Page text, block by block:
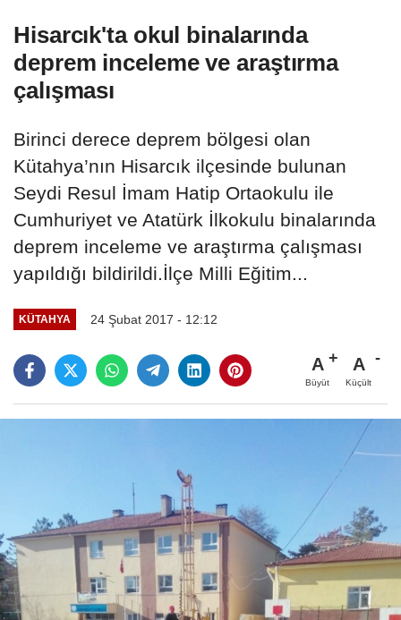
Hisarcık'ta okul binalarında
deprem inceleme ve araştırma
çalışması
Birinci derece deprem bölgesi olan
Kütahya’nın Hisarcık ilçesinde bulunan
Seydi Resul İmam Hatip Ortaokulu ile
Cumhuriyet ve Atatürk İlkokulu binalarında
deprem inceleme ve araştırma çalışması
yapıldığı bildirildi.İlçe Milli Eğitim...
KÜTAHYA 24 Şubat 2017 - 12:12
A
Büyüt
A
Küçült